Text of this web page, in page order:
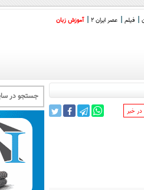
فیلم عصر ایران 2 آموزش زبان
خبر